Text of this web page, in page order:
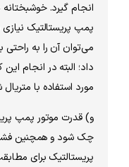
انجام گیرد. خوشبختانه در
پمپ پریستالتیک نیازی به
می‌توان آن را به راحتی با
داد؛ البته در انجام این
مورد استفاده با متریال
و) قدرت موتور پمپ
چک شود و همچنین فشار
پریستالتیک برای مطابقت